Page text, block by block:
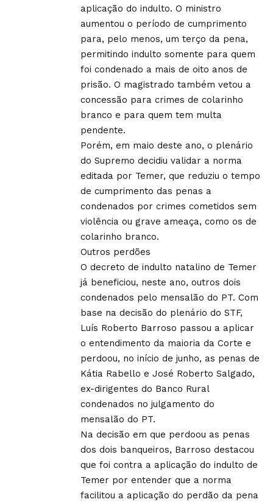
aplicação do indulto. O ministro
aumentou o período de cumprimento
para, pelo menos, um terço da pena,
permitindo indulto somente para quem
foi condenado a mais de oito anos de
prisão. O magistrado também vetou a
concessão para crimes de colarinho
branco e para quem tem multa
pendente.
Porém, em maio deste ano, o plenário
do Supremo decidiu validar a norma
editada por Temer, que reduziu o tempo
de cumprimento das penas a
condenados por crimes cometidos sem
violência ou grave ameaça, como os de
colarinho branco.
Outros perdões
O decreto de indulto natalino de Temer
já beneficiou, neste ano, outros dois
condenados pelo mensalão do PT. Com
base na decisão do plenário do STF,
Luís Roberto Barroso passou a aplicar
o entendimento da maioria da Corte e
perdoou, no início de junho, as penas de
Kátia Rabello e José Roberto Salgado,
ex-dirigentes do Banco Rural
condenados no julgamento do
mensalão do PT.
Na decisão em que perdoou as penas
dos dois banqueiros, Barroso destacou
que foi contra a aplicação do indulto de
Temer por entender que a norma
facilitou a aplicação do perdão da pena